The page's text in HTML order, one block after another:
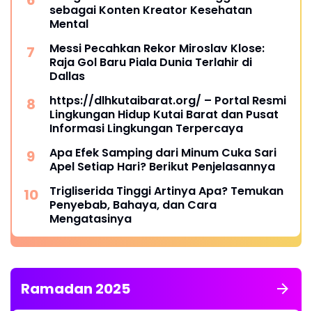
sebagai Konten Kreator Kesehatan
Mental
Messi Pecahkan Rekor Miroslav Klose:
Raja Gol Baru Piala Dunia Terlahir di
Dallas
https://dlhkutaibarat.org/ – Portal Resmi
Lingkungan Hidup Kutai Barat dan Pusat
Informasi Lingkungan Terpercaya
Apa Efek Samping dari Minum Cuka Sari
Apel Setiap Hari? Berikut Penjelasannya
Trigliserida Tinggi Artinya Apa? Temukan
Penyebab, Bahaya, dan Cara
Mengatasinya
Ramadan 2025